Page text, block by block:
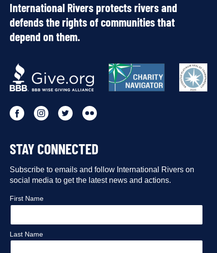
International Rivers protects rivers and
defends the rights of communities that
depend on them.
OUR
PARTNERS
Go
our
Facebook
profile
Go
our
Instagram
Go
our
Twitter
Go
our
Flickr
STAY CONNECTED
Subscribe to emails and follow International Rivers on
social media to get the latest news and actions.
First Name
Last Name